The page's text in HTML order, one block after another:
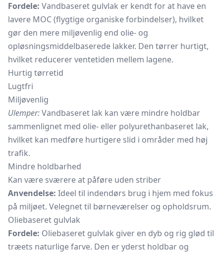
Fordele: Vandbaseret gulvlak er kendt for at have en
lavere MOC (flygtige organiske forbindelser), hvilket
gør den mere miljøvenlig end olie- og
opløsningsmiddelbaserede lakker. Den tørrer hurtigt,
hvilket reducerer ventetiden mellem lagene.
Hurtig tørretid
Lugtfri
Miljøvenlig
Ulemper:Vandbaseret lak kan være mindre holdbar
sammenlignet med olie- eller polyurethanbaseret lak,
hvilket kan medføre hurtigere slid i områder med høj
trafik.
Mindre holdbarhed
Kan være sværere at påføre uden striber
Anvendelse: Ideel til indendørs brug i hjem med fokus
på miljøet. Velegnet til børneværelser og opholdsrum.
Oliebaseret gulvlak
Fordele: Oliebaseret gulvlak giver en dyb og rig glød til
træets naturlige farve. Den er yderst holdbar og